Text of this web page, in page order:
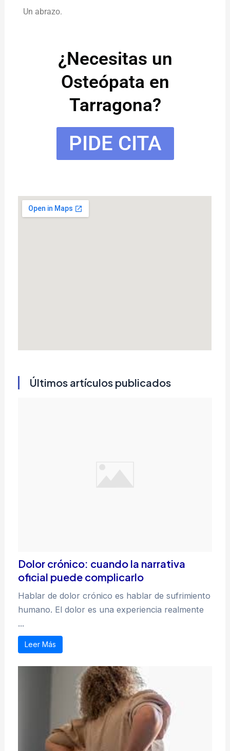
Un abrazo.
¿Necesitas un
Osteópata en
Tarragona?
PIDE CITA
Últimos artículos publicados
Dolor crónico: cuando la narrativa
oficial puede complicarlo
Hablar de dolor crónico es hablar de sufrimiento
humano. El dolor es una experiencia realmente
...
Leer Más